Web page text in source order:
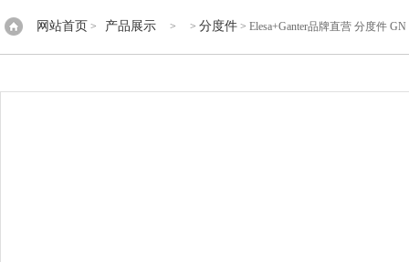
网站首页 > 产品展示 > > 分度件 > Elesa+Ganter品牌直营 分度件